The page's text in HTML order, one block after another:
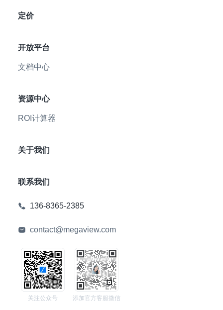
定价
开放平台
文档中心
资源中心
ROI计算器
关于我们
联系我们
136-8365-2385
contact@megaview.com
关注公众号 添加官方客服微信